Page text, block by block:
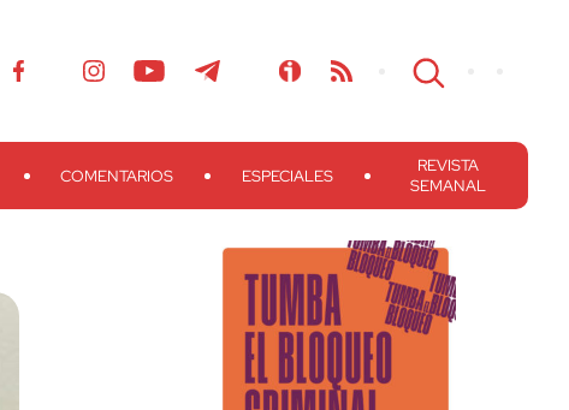
COMENTARIOS ESPECIALES
REVISTA
SEMANAL